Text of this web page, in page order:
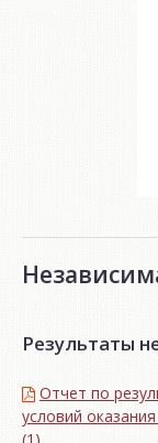
Результаты
Отчет по
условий